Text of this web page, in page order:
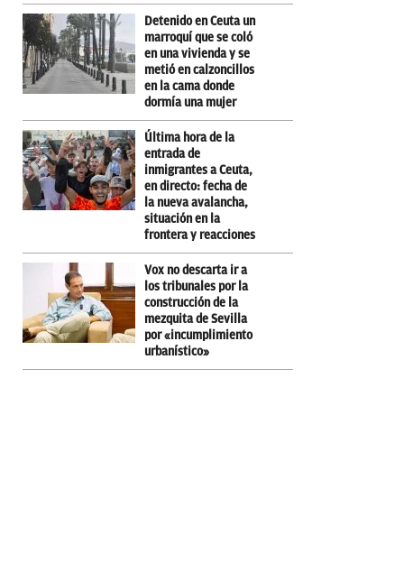
Detenido en Ceuta un
marroquí que se coló
en una vivienda y se
metió en calzoncillos
en la cama donde
dormía una mujer
Última hora de la
entrada de
inmigrantes a Ceuta,
en directo: fecha de
la nueva avalancha,
situación en la
frontera y reacciones
Vox no descarta ir a
los tribunales por la
construcción de la
mezquita de Sevilla
por «incumplimiento
urbanístico»